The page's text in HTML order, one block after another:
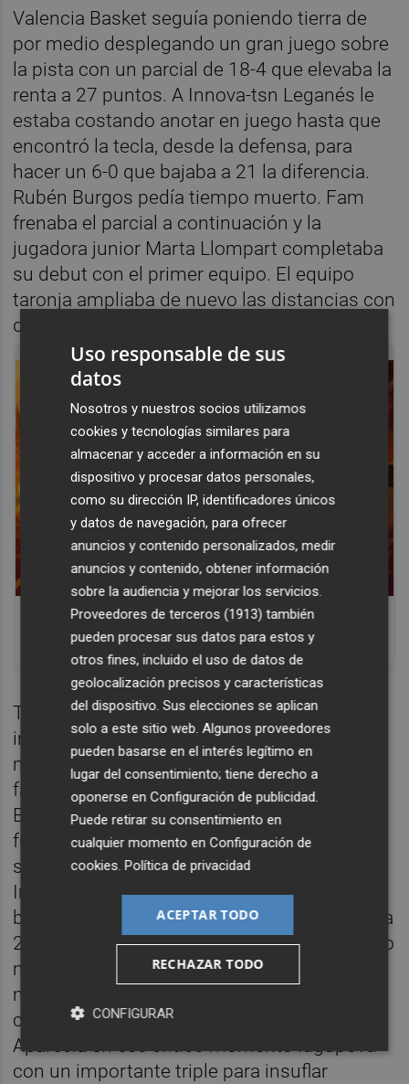
Valencia Basket seguía poniendo tierra de
por medio desplegando un gran juego sobre
la pista con un parcial de 18-4 que elevaba la
renta a 27 puntos. A Innova-tsn Leganés le
estaba costando anotar en juego hasta que
encontró la tecla, desde la defensa, para
hacer un 6-0 que bajaba a 21 la diferencia.
Rubén Burgos pedía tiempo muerto. Fam
frenaba el parcial a continuación y la
jugadora junior Marta Llompart completaba
su debut con el primer equipo. El equipo
taronja ampliaba de nuevo las distancias con
dos canastas seguidas de Fam (51-26).
Corepunk MMORPG
Un verdadero MMORPG de la vieja escuela
¡Cómo los de antes, pero mejor!
Tras el paso por los vestuarios hubo un
intercambio de golpes en el que las
madrileñas estaban anotando con bastante
facilidad. El acierto en las filas de Valencia
Basket había bajado, pero el equipo se hizo
fuerte en el rebote para aprovechar
segundas oportunidades. Sin embargo,
Innova-tsn Leganés estaba viéndose
beneficiado de esta dinámica, pues reducía a
20 la distancia, y Rubén Burgos pedía tiempo
muerto. El equipo estaba concediendo
muchas faltas de tiro y de esa manera el
conjunto visitante completaba un 7-0.
Aparecía en ese crítico momento Iagupova
con un importante triple para insuflar
Uso responsable de sus
datos
Nosotros y nuestros socios utilizamos
cookies y tecnologías similares para
almacenar y acceder a información en su
dispositivo y procesar datos personales,
como su dirección IP, identificadores únicos
y datos de navegación, para ofrecer
anuncios y contenido personalizados, medir
anuncios y contenido, obtener información
sobre la audiencia y mejorar los servicios.
Proveedores de terceros (1913) también
pueden procesar sus datos para estos y
otros fines, incluido el uso de datos de
geolocalización precisos y características
del dispositivo. Sus elecciones se aplican
solo a este sitio web. Algunos proveedores
pueden basarse en el interés legítimo en
lugar del consentimiento; tiene derecho a
oponerse enConfiguración de publicidad
Puede retirar su consentimiento en
cualquier momento enConfiguración de
cookies .Política de privacidad
ACEPTAR TODO
RECHAZAR TODO
CONFIGURAR